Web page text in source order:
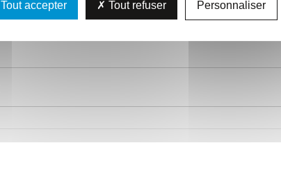
Tout accepter Tout refuser Personnaliser